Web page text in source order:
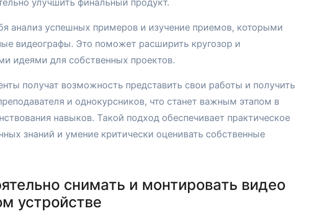
улучшить финальный продукт.
анализ успешных примеров и изучение приемов, которыми
видеографы. Это поможет расширить кругозор и
идеями для собственных проектов.
получат возможность представить свои работы и получить
и однокурсников, что станет важным этапом в
навыков. Такой подход обеспечивает практическое
знаний и умение критически оценивать собственные
снимать и монтировать видео
устройстве